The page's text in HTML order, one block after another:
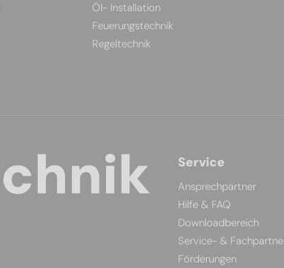
Öl- Installation
Feuerungstechnik
Regeltechnik
Service
Ansprechpartner
Hilfe & FAQ
Downloadbereich
Service- &
Förderungen